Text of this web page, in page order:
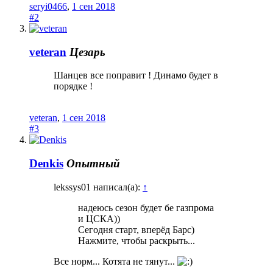
seryi0466, 1 сен 2018
#2
veteran Цезарь
Шанцев все поправит ! Динамо будет в
порядке !
veteran, 1 сен 2018
#3
Denkis Опытный
lekssys01 написал(а): ↑
надеюсь сезон будет бе газпрома
и ЦСКА))
Сегодня старт, вперёд Барс)
Нажмите, чтобы раскрыть...
Все норм... Котята не тянут...